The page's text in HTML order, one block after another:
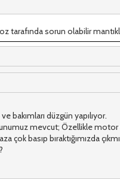
tarafında sorun olabilir
bakımları düzgün yapılıyor.
mevcut; Özellikle motor
çok basıp bıraktığımızda